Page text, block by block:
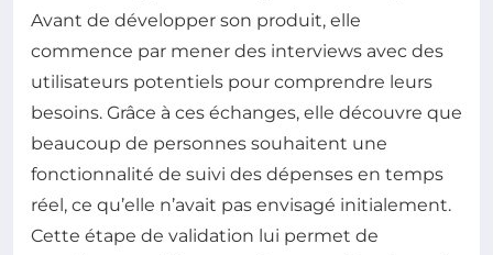
Avant de développer son produit, elle
commence par mener des interviews avec des
utilisateurs potentiels pour comprendre leurs
besoins. Grâce à ces échanges, elle découvre que
beaucoup de personnes souhaitent une
fonctionnalité de suivi des dépenses en temps
réel, ce qu’elle n’avait pas envisagé initialement.
Cette étape de validation lui permet de